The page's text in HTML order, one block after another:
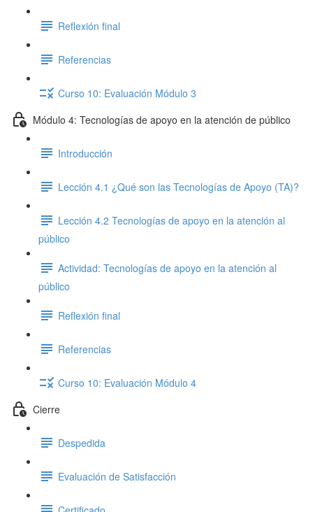
Reflexión final
Referencias
Curso 10: Evaluación Módulo 3
Módulo 4: Tecnologías de apoyo en la atención de público
Introducción
Lección 4.1 ¿Qué son las Tecnologías de Apoyo (TA)?
Lección 4.2 Tecnologías de apoyo en la atención al
público
Actividad: Tecnologías de apoyo en la atención al
público
Reflexión final
Referencias
Curso 10: Evaluación Módulo 4
Cierre
Despedida
Evaluación de Satisfacción